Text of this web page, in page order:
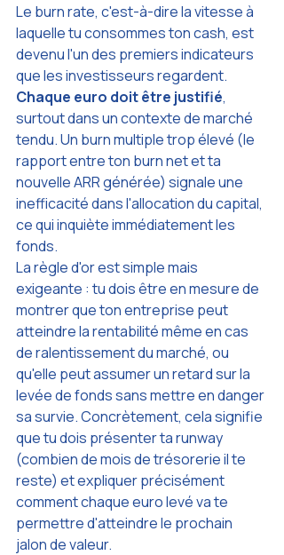
Le burn rate, c'est-à-dire la vitesse à
laquelle tu consommes ton cash, est
devenu l'un des premiers indicateurs
que les investisseurs regardent.
Chaque euro doit être justifié,
surtout dans un contexte de marché
tendu. Un burn multiple trop élevé (le
rapport entre ton burn net et ta
nouvelle ARR générée) signale une
inefficacité dans l'allocation du capital,
ce qui inquiète immédiatement les
fonds.
La règle d'or est simple mais
exigeante : tu dois être en mesure de
montrer que ton entreprise peut
atteindre la rentabilité même en cas
de ralentissement du marché, ou
qu'elle peut assumer un retard sur la
levée de fonds sans mettre en danger
sa survie. Concrètement, cela signifie
que tu dois présenter ta runway
(combien de mois de trésorerie il te
reste) et expliquer précisément
comment chaque euro levé va te
permettre d'atteindre le prochain
jalon de valeur.